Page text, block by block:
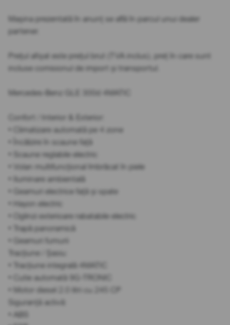
Mașina prezentată în anunț se află în parcul unui dealer
partener.
Prețul afișat este prețul brut (TVA inclus), preț în care sunt
incluse comisionul de import și transportul.
Mercedes-Benz GLE 300d 4MATIC
Confort / Interior & Exterior:
• Climatizare automată pe 4 zone
• Încălzire în scaune față
• Scaune reglabile electric
• Volan multifuncțional îmbrăcat în piele
• Iluminare ambientală
• Geamuri electrice față și spate
• Hayon electric
• Oglinzi exterioare rabatabile electric
• Trapă panoramică
• Geamuri fumurii
Tracțiune / Șasiu:
• Tracțiune integrală 4MATIC
• Cutie automată 9G-TRONIC
• Motor diesel 2.0 litri cu 245 CP
Siguranță activă:
• ABS